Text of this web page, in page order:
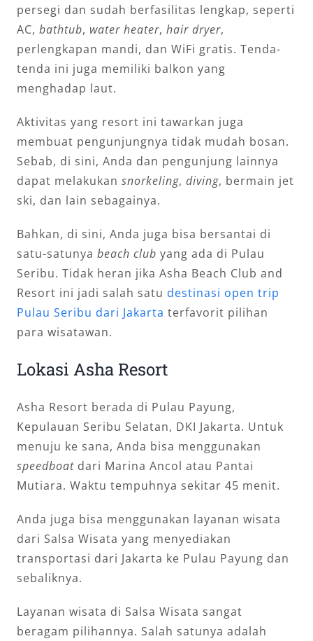
persegi dan sudah berfasilitas lengkap, seperti
AC, bathtub, water heater, hair dryer,
perlengkapan mandi, dan WiFi gratis. Tenda-
tenda ini juga memiliki balkon yang
menghadap laut.
Aktivitas yang resort ini tawarkan juga
membuat pengunjungnya tidak mudah bosan.
Sebab, di sini, Anda dan pengunjung lainnya
dapat melakukan snorkeling, diving, bermain jet
ski, dan lain sebagainya.
Bahkan, di sini, Anda juga bisa bersantai di
satu-satunya beach club yang ada di Pulau
Seribu. Tidak heran jika Asha Beach Club and
Resort ini jadi salah satu destinasi open trip
Pulau Seribu dari Jakarta terfavorit pilihan
para wisatawan.
Lokasi Asha Resort
Asha Resort berada di Pulau Payung,
Kepulauan Seribu Selatan, DKI Jakarta. Untuk
menuju ke sana, Anda bisa menggunakan
speedboatdari Marina Ancol atau Pantai
Mutiara. Waktu tempuhnya sekitar 45 menit.
Anda juga bisa menggunakan layanan wisata
dari Salsa Wisata yang menyediakan
transportasi dari Jakarta ke Pulau Payung dan
sebaliknya.
Layanan wisata di Salsa Wisata sangat
beragam pilihannya. Salah satunya adalah